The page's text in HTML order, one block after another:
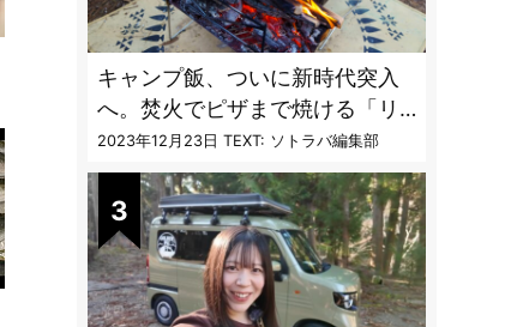
キャンプ飯、ついに新時代突入
へ。焚火でピザまで焼ける「リ
フレクターオーブン」がスゴす
ぎる
2023年12月23日 TEXT: ソトラバ編集部